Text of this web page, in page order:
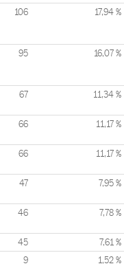
106 17,94 %
95 16,07 %
67 11,34 %
66 11,17 %
66 11,17 %
47 7,95 %
46 7,78 %
45 7,61 %
9 1,52 %